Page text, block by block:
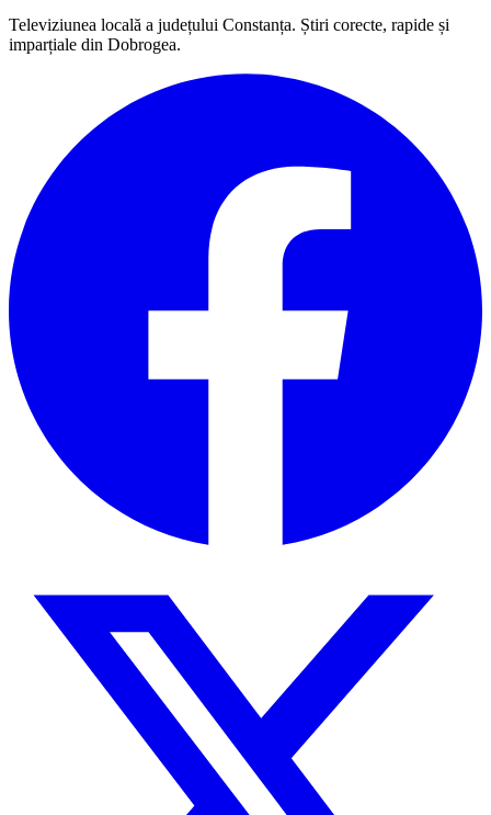
Televiziunea locală a județului Constanța. Știri corecte, rapide și
imparțiale din Dobrogea.